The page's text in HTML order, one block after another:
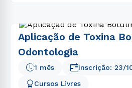
Aplicação de Toxina
Odontologia
Cursos Livres
1 mês Inscrição: 23/